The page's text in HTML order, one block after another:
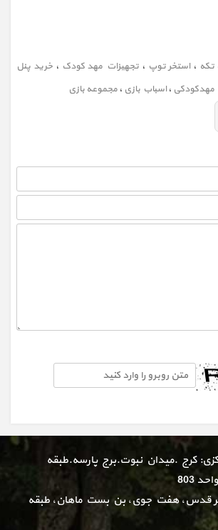
، استخر توپ ، تجهیزات مهد کودک ، خرید پنل
،اسباب بازی ،مجموعه بازی
کرج .میدان نبوت.برج پارسه.طبقه
803
قدس، هفت جوی، بن بست ماهان، طبقه